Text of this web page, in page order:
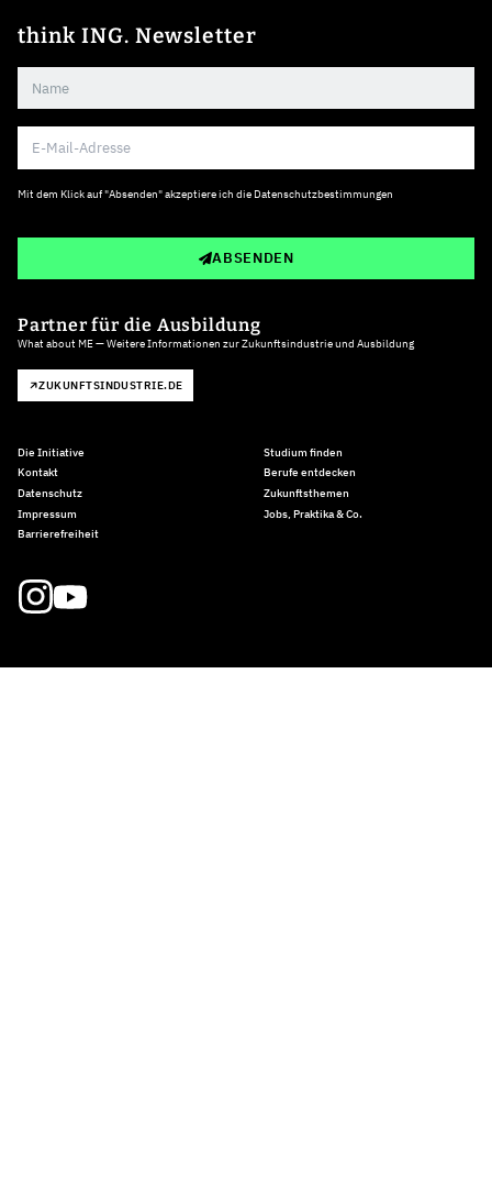
think ING. Newsletter
Mit dem Klick auf "Absenden" akzeptiere ich die Datenschutzbestimmungen
ABSENDEN
Partner für die Ausbildung
What about ME — Weitere Informationen zur Zukunftsindustrie und Ausbildung
ZUKUNFTSINDUSTRIE.DE
Die Initiative
Kontakt
Datenschutz
Impressum
Barrierefreiheit
Studium finden
Berufe entdecken
Zukunftsthemen
Jobs, Praktika & Co.